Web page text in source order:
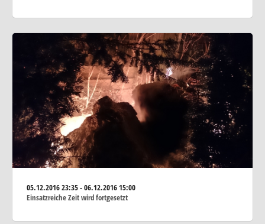
05.12.201623:35 - 06.12.2016 15:00
Einsatzreiche Zeit wird fortgesetzt